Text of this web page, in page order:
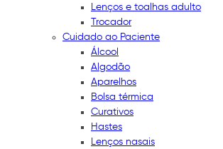
Lenços e toalhas adulto
Trocador
Cuidado ao Paciente
Álcool
Algodão
Aparelhos
Bolsa térmica
Curativos
Hastes
Lenços nasais